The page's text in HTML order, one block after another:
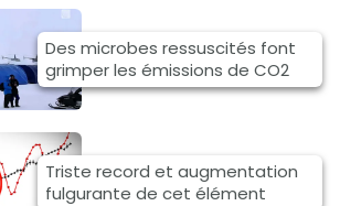
Des microbes ressuscités font
grimper les émissions de CO2
Triste record et augmentation
fulgurante de cet élément